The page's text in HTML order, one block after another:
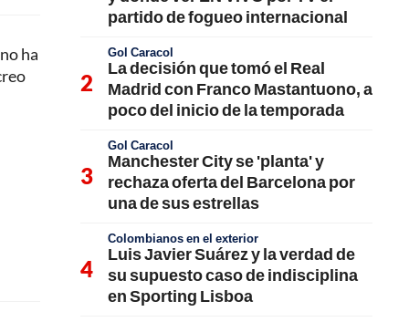
ha
partido de fogueo internacional
Gol Caracol
La decisión que tomó el Real
Madrid con Franco Mastantuono, a
poco del inicio de la temporada
Gol Caracol
Manchester City se 'planta' y
rechaza oferta del Barcelona por
una de sus estrellas
Colombianos en el exterior
Luis Javier Suárez y la verdad de
su supuesto caso de indisciplina
en Sporting Lisboa